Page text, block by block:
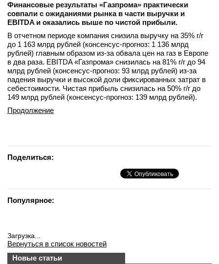
Финансовые результаты «Газпрома» практически
совпали с ожиданиями рынка в части выручки и
EBITDA и оказались выше по чистой прибыли.
В отчетном периоде компания снизила выручку на 35% г/г
до 1 163 млрд рублей (консенсус-прогноз: 1 136 млрд
рублей) главным образом из-за обвала цен на газ в Европе
в два раза. EBITDA «Газпрома» снизилась на 81% г/г до 94
млрд рублей (консенсус-прогноз: 93 млрд рублей) из-за
падения выручки и высокой доли фиксированных затрат в
себестоимости. Чистая прибыль снизилась на 50% г/г до
149 млрд рублей (консенсус-прогноз: 139 млрд рублей).
Продолжение
Поделиться:
Популярное:
Загрузка...
Вернуться в список новостей
Новые статьи